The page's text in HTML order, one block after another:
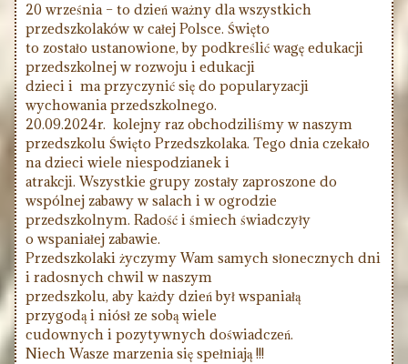
20 września – to dzień ważny dla wszystkich
przedszkolaków w całej Polsce. Święto
to zostało ustanowione, by podkreślić wagę edukacji
przedszkolnej w rozwoju i edukacji
dzieci i ma przyczynić się do popularyzacji
wychowania przedszkolnego.
20.09.2024r. kolejny raz obchodziliśmy w naszym
przedszkolu Święto Przedszkolaka. Tego dnia czekało
na dzieci wiele niespodzianek i
atrakcji. Wszystkie grupy zostały zaproszone do
wspólnej zabawy w salach i w ogrodzie
przedszkolnym. Radość i śmiech świadczyły
o wspaniałej zabawie.
Przedszkolaki życzymy Wam samych słonecznych dni
i radosnych chwil w naszym
przedszkolu, aby każdy dzień był wspaniałą
przygodą i niósł ze sobą wiele
cudownych i pozytywnych doświadczeń.
Niech Wasze marzenia się spełniają !!!